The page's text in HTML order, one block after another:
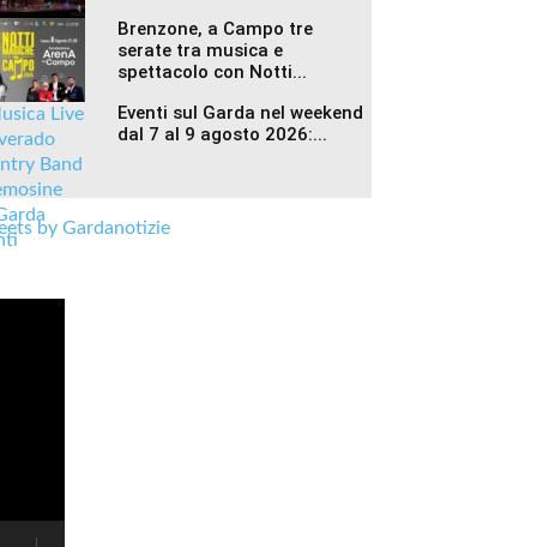
Brenzone, a Campo tre
serate tra musica e
spettacolo con Notti...
Eventi sul Garda nel weekend
dal 7 al 9 agosto 2026:...
by Gardanotizie